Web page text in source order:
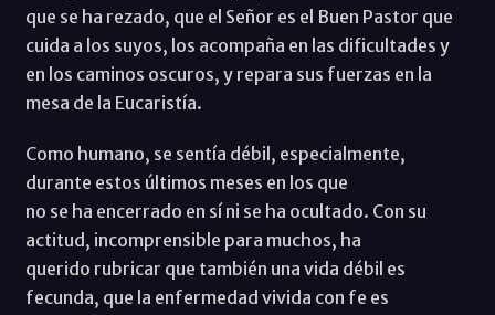
que se ha rezado, que el Señor es el Buen Pastor que
cuida a los suyos, los acompaña en las dificultades y
en los caminos oscuros, y repara sus fuerzas en la
mesa de la Eucaristía.
Como humano, se sentía débil, especialmente,
durante estos últimos meses en los que
no se ha encerrado en sí ni se ha ocultado. Con su
actitud, incomprensible para muchos, ha
querido rubricar que también una vida débil es
fecunda, que la enfermedad vivida con fe es